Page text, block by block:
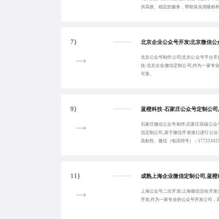
供高效、稳定的服务，帮助其实现吸粉
7}
北京公众号制作公司|北京公众号平台
技-北京企业微信定制公司,作为一家专
可靠。
9}
石家庄微信公众号制作,石家庄高端公
信定制公司,基于微信开发接口进行公
高粘性。微信（电话同号）：
11}
上海公众号二次开发|上海微信活动开
开发,作为一家专业的公众号开发公司，